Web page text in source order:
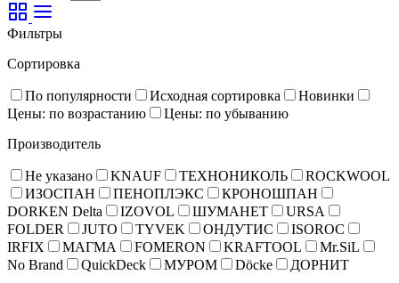
Фильтры
Сортировка
По популярности Исходная сортировка
Новинки
Цены: по возрастанию
Цены: по убыванию
Производитель
Не указано KNAUF ТЕХНОНИКОЛЬ
ROCKWOOL
ИЗОСПАН
ПЕНОПЛЭКС
КРОНОШПАН
DORKEN Delta
IZOVOL ШУМАНЕТ
URSA
FOLDER
JUTO TYVEK ОНДУТИС
ISOROC
IRFIX
МАГМА FOMERON KRAFTOOL
Mr.SiL
No Brand
QuickDeck МУРОМ Döcke
ДОРНИТ